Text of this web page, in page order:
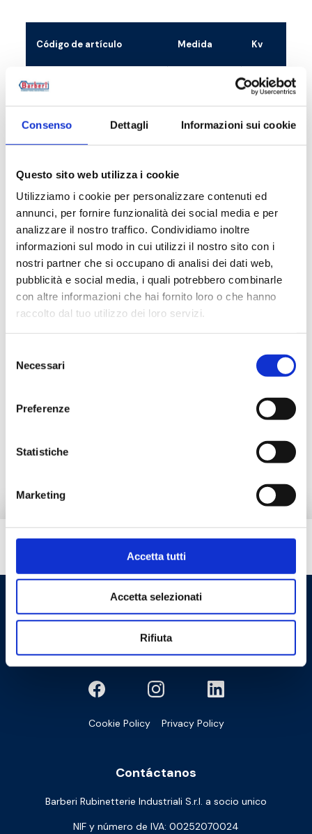
Consenso Dettagli Informazioni sui cookie
Questo sito web utilizza i cookie
Utilizziamo i cookie per personalizzare contenuti ed
annunci, per fornire funzionalità dei social media e per
analizzare il nostro traffico. Condividiamo inoltre
informazioni sul modo in cui utilizzi il nostro sito con i
nostri partner che si occupano di analisi dei dati web,
pubblicità e social media, i quali potrebbero combinarle
con altre informazioni che hai fornito loro o che hanno
raccolto dal tuo utilizzo dei loro servizi.
delNecessari
Preferenze
Statistiche
Marketing
Accetta tutti
Accetta selezionati
Rifiuta
Código de artículo Medida Kv
27B040N4P3 3.5
27B040N4M3 G 1 M 3.5 -
27B040N4X3 G 1 M
Descripción
Documentación
Accesorios
Productos alternativos
Pieza de repuesto
Cookie Policy Privacy Policy
Contáctanos
Barberi Rubinetterie Industriali S.r.l. a socio unico
NIF y número de IVA: 00252070024